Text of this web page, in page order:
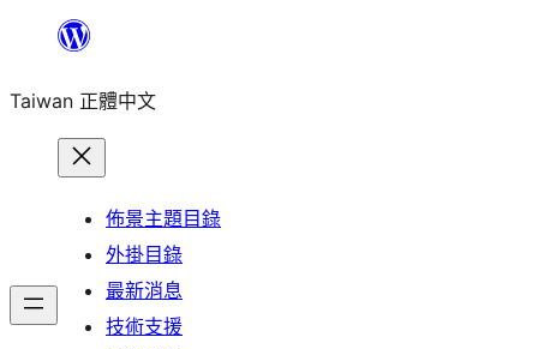
主
Taiwan 正體中文
佈景主題目錄
外掛目錄
最新消息
技術支援